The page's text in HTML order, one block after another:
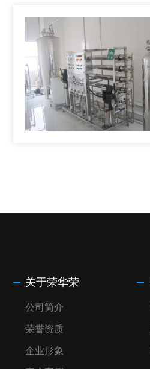
关于荣华荣
公司简介
荣誉资质
企业形象